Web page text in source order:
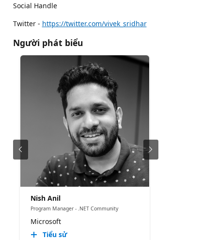
Social Handle
Twitter - https://twitter.com/vivek_sridhar
Người phát biểu
Nish Anil
Program Manager - .NET Community
Microsoft
Tiểu sử